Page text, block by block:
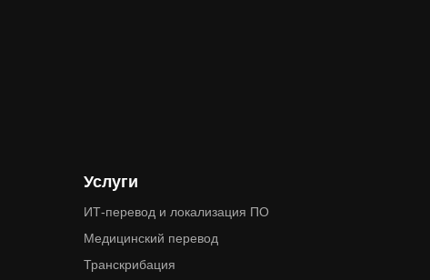
Услуги
ИТ-перевод и локализация ПО
Медицинский перевод
Транскрибация